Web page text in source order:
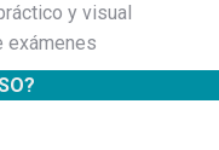
y visual
exámenes